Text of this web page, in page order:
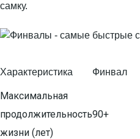
самку.
Характеристика Финвал
Максимальная
продолжительность
жизни (лет)
90+